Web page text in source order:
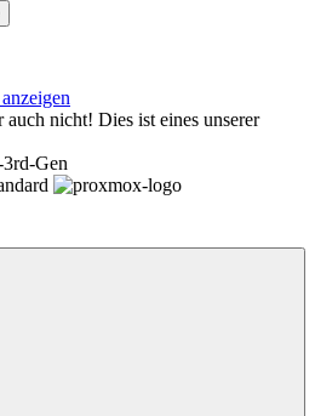
nicht! Dies ist eines unserer